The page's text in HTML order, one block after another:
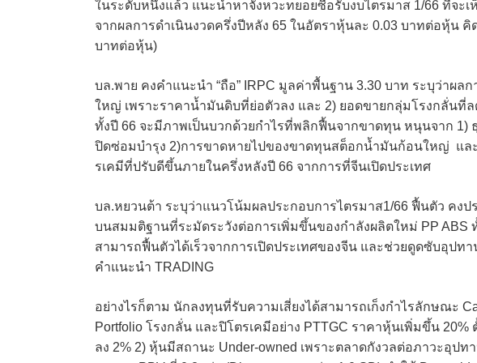
ในระดับหนึ่งแล้ว แนะนำหาจังหวะทยอยซื้อรับงบไตรมาส 1/66 ที่จะ
จากผลการดำเนินงวดครึ่งปีหลัง 65 ในอัตราหุ้นละ 0.03 บาทต่อหุ้น คิ
บาทต่อหุ้น)
บล.พาย คงคำแนะนำ “ถือ” IRPC มูลค่าพื้นฐาน 3.30 บาท ระบุว่าผ
ใหญ่ เพราะราคาน้ำมันดิบที่ย่อตัวลง และ 2) ยอดขายกลุ่มโรงกลั่นที่
ทั้งปี 66 จะมีภาพเป็นบวกด้วยกำไรที่พลิกฟื้นจากขาดทุน หนุนจาก 1)
ปิดซ่อมบำรุง 2)การขาดหายไปของขาดทุนสต็อกน้ำมันก้อนใหญ่ แล
รเคมีที่ปรับดีขึ้นภายในครึ่งหลังปี 66 จากการที่จีนเปิดประเทศ
บล.หยวนต้า ระบุว่าแนวโน้มผลประกอบการไตรมาส1/66 ฟื้นตัว คง
บนสมมติฐานที่ระมัดระวังต่อการเพิ่มขึ้นของกำลังผลิตใหม่ PP ABS
สามารถฟื้นตัวได้เร็วจากการเปิดประเทศของจีน และช่วยดูดซับอุปท
คำแนะนำ TRADING
อย่างไรก็ตาม นักลงทุนที่รับความเสี่ยงได้สามารถเก็งกำไรลักษณะ
Portfolio โรงกลั่น และปิโตรเคมีอย่าง PTTGC ราคาหุ้นเพิ่มขึ้น
ลง 2% 2) หุ้นมีสถานะ Under-owned เพราะตลาดกังวลต่อภาวะอุป